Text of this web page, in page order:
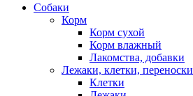
Собаки
Корм
Корм сухой
Корм влажный
Лакомства, добавки
Лежаки, клетки, переноски
Клетки